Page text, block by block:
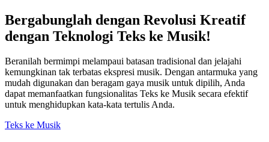
Bergabunglah dengan Revolusi Kreatif
dengan Teknologi Teks ke Musik!
Beranilah bermimpi melampaui batasan tradisional dan jelajahi
kemungkinan tak terbatas ekspresi musik. Dengan antarmuka yang
mudah digunakan dan beragam gaya musik untuk dipilih, Anda
dapat memanfaatkan fungsionalitas Teks ke Musik secara efektif
untuk menghidupkan kata-kata tertulis Anda.
Teks ke Musik